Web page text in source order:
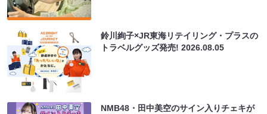
鈴川絢子×JR東海リテイリング・プラスの
トラベルグッズ発売!2026.08.05
NMB48・田中美空のサイン入りチェキが